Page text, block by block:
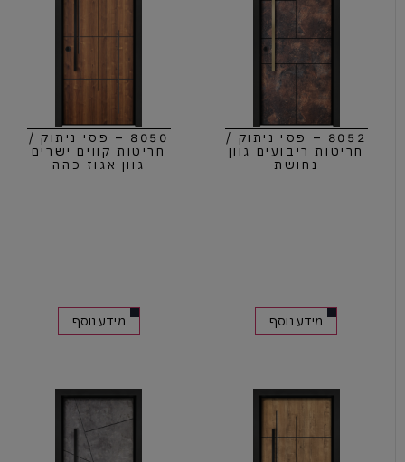
8052 – פסי ניתוק /
חריטות ריבועים גוון
נחושת
מידע נוסף
8050 – פסי ניתוק /
חריטות קווים ישרים
גוון אגוז כהה
מידע נוסף